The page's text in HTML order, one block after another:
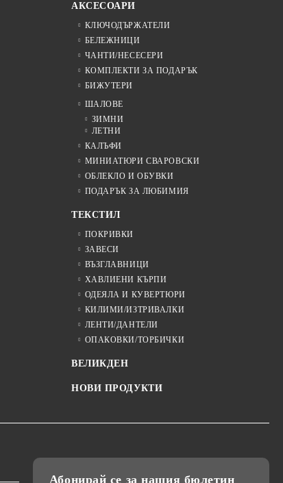
АКСЕСОАРИ
КЛЮЧОДЪРЖАТЕЛИ
БЕЛЕЖНИЦИ
ЧАНТИ/НЕСЕСЕРИ
КОМПЛЕКТИ ЗА ПОДАРЪК
БИЖУТЕРИ
ШАЛОВЕ
ЗИМНИ
ЛЕТНИ
КАЛЪФИ
МИНИАТЮРИ СВАРОВСКИ
ОБЛЕКЛО И ОБУВКИ
ПОДАРЪК ЗА ЛЮБИМИЯ
ТЕКСТИЛ
ПОКРИВКИ
ЗАВЕСИ
ВЪЗГЛАВНИЦИ
ХАВЛИЕНИ КЪРПИ
ОДЕЯЛА И КУВЕРТЮРИ
КИЛИМИ/ИЗТРИВАЛКИ
ЛЕНТИ/ДАНТЕЛИ
ОПАКОВКИ/ТОРБИЧКИ
ВЕЛИКДЕН
НОВИ ПРОДУКТИ
Абонирай се за нашия бюлетин